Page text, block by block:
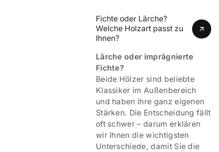
Fichte oder Lärche?
Welche Holzart passt zu
Ihnen?
Lärche oder imprägnierte
Fichte?
Beide Hölzer sind beliebte
Klassiker im Außenbereich
und haben ihre ganz eigenen
Stärken. Die Entscheidung fällt
oft schwer – darum erklären
wir Ihnen die wichtigsten
Unterschiede, damit Sie die